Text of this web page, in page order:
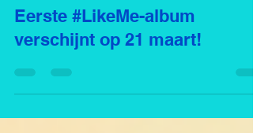
Eerste #LikeMe-album
verschijnt op 21 maart!